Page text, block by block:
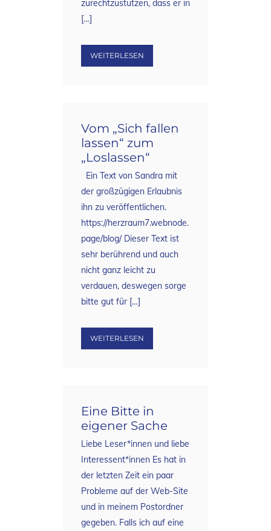
zurechtzustutzen, dass er in
[…]
WEITERLESEN
Vom „Sich fallen
lassen“ zum
„Loslassen“
Ein Text von Sandra mit
der großzügigen Erlaubnis
ihn zu veröffentlichen.
https://herzraum7.webnode.
page/blog/ Dieser Text ist
sehr berührend und auch
nicht ganz leicht zu
verdauen, deswegen sorge
bitte gut für […]
WEITERLESEN
Eine Bitte in
eigener Sache
Liebe Leser*innen und liebe
Interessent*innen Es hat in
der letzten Zeit ein paar
Probleme auf der Web-Site
und in meinem Postordner
gegeben. Falls ich auf eine